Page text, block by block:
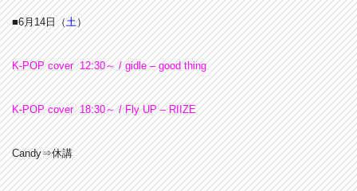
■6月14日（土）
K-POP cover 12:30～ / gidle – good thing
K-POP cover 18:30～ / Fly UP – RIIZE
Candy⇒休講